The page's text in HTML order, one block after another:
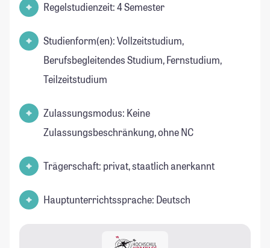
Regelstudienzeit: 4 Semester
Studienform(en): Vollzeitstudium,
Berufsbegleitendes Studium, Fernstudium,
Teilzeitstudium
Zulassungsmodus: Keine
Zulassungsbeschränkung, ohne NC
Trägerschaft: privat, staatlich anerkannt
Hauptunterrichtssprache: Deutsch